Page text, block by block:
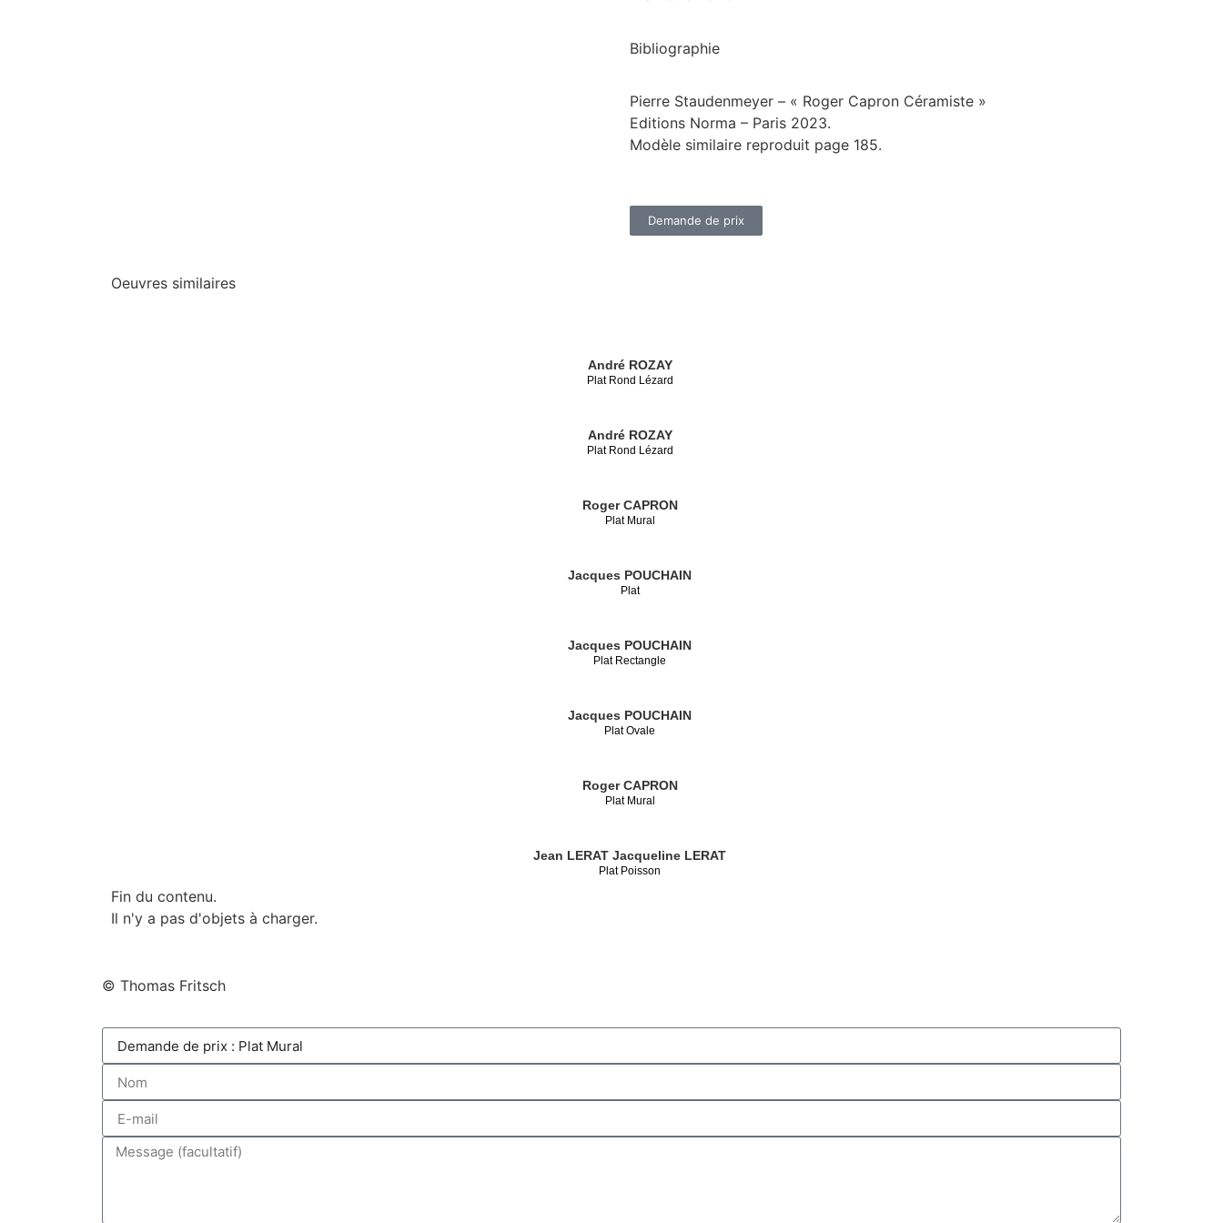
Bibliographie
Pierre Staudenmeyer – « Roger Capron Céramiste »
Editions Norma – Paris 2023.
Modèle similaire reproduit page 185.
Demande de prix
Oeuvres similaires
André ROZAY
Plat Rond Lézard
André ROZAY
Plat Rond Lézard
Roger CAPRON
Plat Mural
Jacques POUCHAIN
Plat
Jacques POUCHAIN
Plat Rectangle
Jacques POUCHAIN
Plat Ovale
Roger CAPRON
Plat Mural
Jean LERAT Jacqueline LERAT
Plat Poisson
Fin du contenu.
Il n'y a pas d'objets à charger.
© Thomas Fritsch